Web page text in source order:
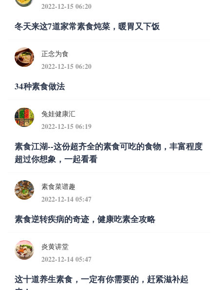
2022-12-15 06:20
冬天来这7道家常素食炖菜，暖胃又下饭
正念为食
2022-12-15 06:20
34种素食做法
兔娃健康汇
2022-12-15 06:19
素食江湖--这份超齐全的素食可吃的食物，丰富程度
超过你想象，一起看看
素食菜谱趣
2022-12-14 05:47
素食逆转疾病的奇迹，健康吃素全攻略
炎黄讲堂
2022-12-14 05:47
这十道养生素食，一定有你需要的，赶紧滋补起